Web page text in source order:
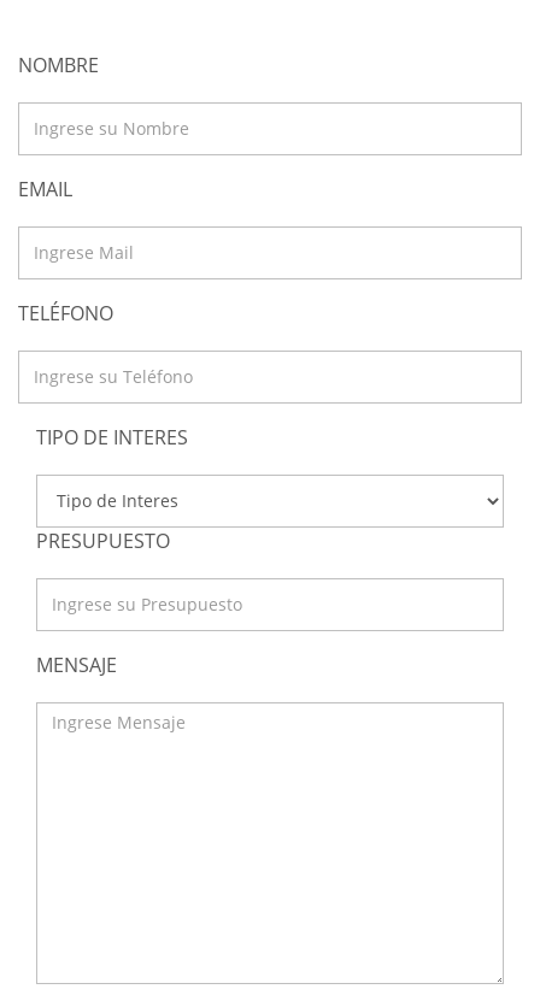
NOMBRE
EMAIL
TELÉFONO
TIPO DE INTERES
PRESUPUESTO
MENSAJE